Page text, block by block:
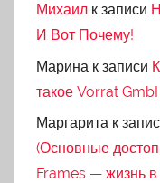
Михаил к записи
И Вот Почему!
Марина к записи
такое Vorrat
Маргарита к
(Основные
Frames — жизнь